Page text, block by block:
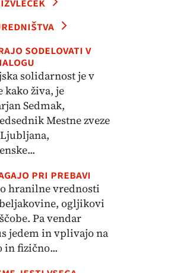
sodelovati v
solidarnost je v
kako živa, je
Sedmak,
Mestne zveze
pri prebavi
hranilne vrednosti
ogljikovi
Pa vendar
jedem in vplivajo na
in fizično...